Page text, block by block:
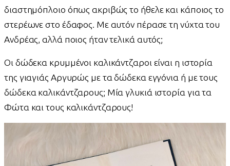
διαστημόπλοιο όπως ακριβώς το ήθελε και κάποιος το
στερέωνε στο έδαφος. Με αυτόν πέρασε τη νύχτα του
Ανδρέας, αλλά ποιος ήταν τελικά αυτός;
Οι δώδεκα κρυμμένοι καλικάντζαροι είναι η ιστορία
της γιαγιάς Αργυρώς με τα δώδεκα εγγόνια ή με τους
δώδεκα καλικάντζαρους; Μία γλυκιά ιστορία για τα
Φώτα και τους καλικάντζαρους!